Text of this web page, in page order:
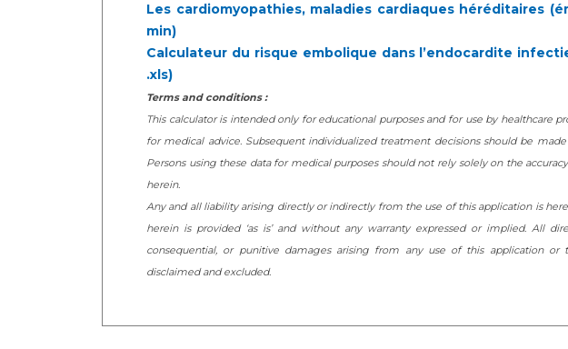
Les cardiomyopathies, maladies cardiaques héréditaires
min)
Calculateur du risque embolique dans l’endocardite
.xls)
Terms and conditions :
This calculator is intended only for educational purposes and for use by healthcare
for medical advice. Subsequent individualized treatment decisions should be
Persons using these data for medical purposes should not rely solely on the
herein.
Any and all liability arising directly or indirectly from the use of this application is
herein is provided ‘as is’ and without any warranty expressed or implied. All
consequential, or punitive damages arising from any use of this application or
disclaimed and excluded.